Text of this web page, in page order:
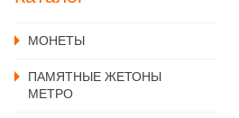
MОНЕТЫ
ПАМЯТНЫЕ ЖЕТОНЫ
МЕТРО